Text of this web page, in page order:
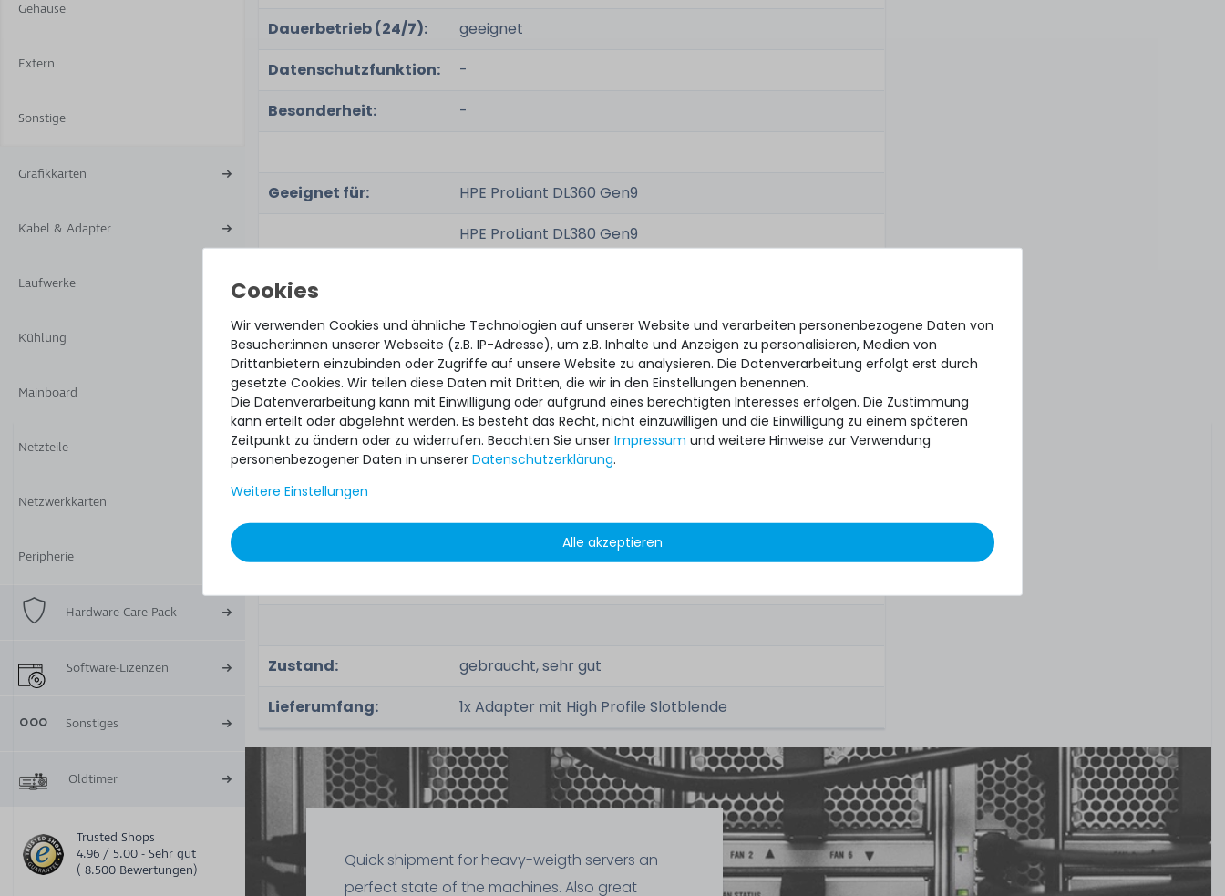
Gehäuse
Extern
Sonstige
Grafikkarten
Kabel & Adapter
Laufwerke
Kühlung
Mainboard
Netzteile
Netzwerkkarten
Peripherie
Hardware Care Pack
Software-Lizenzen
Sonstiges
Oldtimer
Trusted Shops
4.96 / 5.00 - Sehr gut
( 8.500 Bewertungen)
Dauerbetrieb (24/7):
geeignet
Datenschutzfunktion:
-
Besonderheit:
-
Geeignet für:
HPE ProLiant DL360 Gen9
HPE ProLiant DL380 Gen9
Zugehörige
Teilenummer(n):
Option Kit No.:
803200-B21
Renew Option Kit No.:
803200R-B21
Spares Part No.:
804568-001
Part No.:
Zustand:
gebraucht, sehr gut
Lieferumfang:
1x Adapter mit High Profile Slotblende
Quick shipment for heavy-weigth servers an
perfect state of the machines. Also great
Wir verwenden Cookies und ähnliche Technologien auf unserer Website und verarbeiten personenbezogene Daten von
Besucher:innen unserer Webseite (z.B. IP-Adresse), um z.B. Inhalte und Anzeigen zu personalisieren, Medien von
Drittanbietern einzubinden oder Zugriffe auf unsere Website zu analysieren. Die Datenverarbeitung erfolgt erst durch
gesetzte Cookies. Wir teilen diese Daten mit Dritten, die wir in den Einstellungen benennen.
Die Datenverarbeitung kann mit Einwilligung oder aufgrund eines berechtigten Interesses erfolgen. Die Zustimmung
kann erteilt oder abgelehnt werden. Es besteht das Recht, nicht einzuwilligen und die Einwilligung zu einem späteren
Zeitpunkt zu ändern oder zu widerrufen. Beachten Sie unser Impressum und weitere Hinweise zur Verwendung
personenbezogener Daten in unserer Daten­schutz­erklärung.
Weitere Einstellungen
Alle akzeptieren